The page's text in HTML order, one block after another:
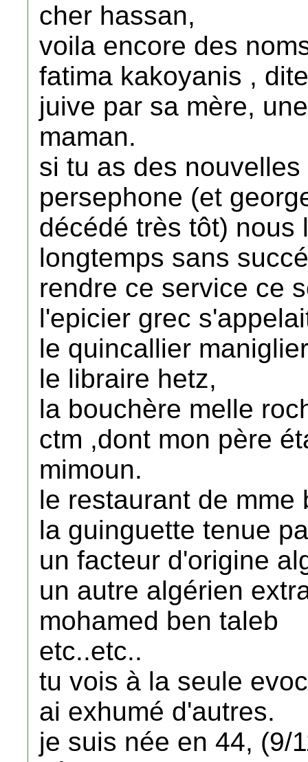
cher hassan,
voila encore des
fatima kakoyanis ,
juive par sa mère,
maman.
si tu as des
persephone (et
décédé très tôt) nous
longtemps sans
rendre ce service ce
l'epicier grec
le quincallier
le libraire hetz,
la bouchère melle
ctm ,dont mon père
mimoun.
le restaurant de mme
la guinguette tenue
un facteur d'origine
un autre algérien
mohamed ben taleb
etc..etc..
tu vois à la seule
ai exhumé d'autres.
je suis née en 44, (9/